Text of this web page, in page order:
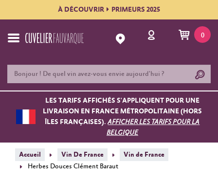
À DÉCOUVRIR PRIMEURS 2025
0
LES TARIFS AFFICHÉS S'APPLIQUENT POUR UNE
LIVRAISON EN FRANCE MÉTROPOLITAINE (HORS
ÎLES FRANÇAISES).AFFICHER LES TARIFS POUR LA
BELGIQUE
Accueil Vin De France
Vin de France
Herbes Douces Clément Baraut